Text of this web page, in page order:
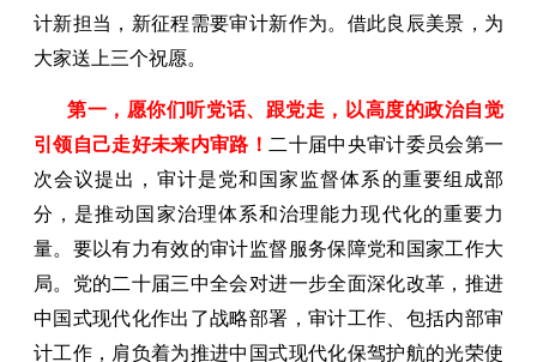
计新担当，新征程需要审计新作为。借此良辰美景，为
大家送上三个祝愿。
第一，愿你们听党话、跟党走，以高度的政治自觉
引领自己走好未来内审路！ 二十届中央审计委员会第一
次会议提出，审计是党和国家监督体系的重要组成部
分，是推动国家治理体系和治理能力现代化的重要力
量。要以有力有效的审计监督服务保障党和国家工作大
局。党的二十届三中全会对进一步全面深化改革，推进
中国式现代化作出了战略部署，审计工作、包括内部审
计工作，肩负着为推进中国式现代化保驾护航的光荣使